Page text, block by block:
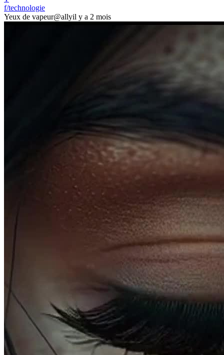
f/technologie
Yeux de vapeur@allyil y a 2 mois